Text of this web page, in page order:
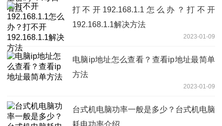
打不开192.168.1.1怎么办？打不开
192.168.1.1解决方法
2023-01-09
电脑ip地址怎么查看？查看ip地址最简单
方法
2023-01-09
台式机电脑功率一般是多少？台式机电脑
耗电功率介绍